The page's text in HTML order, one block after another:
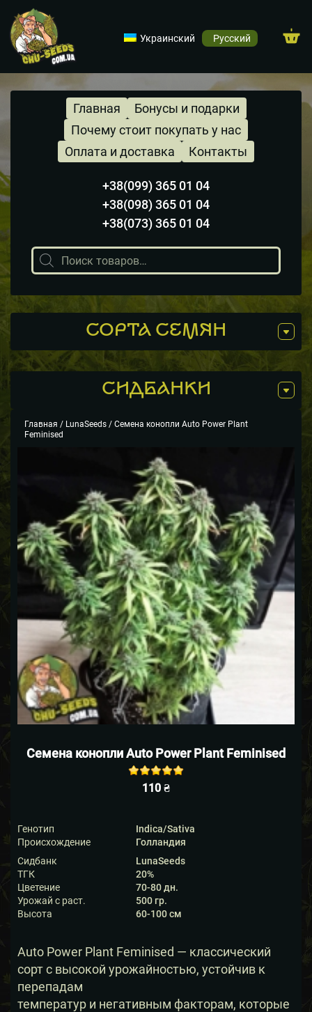
Украинский Русский
Главная
Почему стоит покупать у нас
Бонусы и подарки
Оплата и доставка Контакты
+38(099) 365 01 04
+38(098) 365 01 04
+38(073) 365 01 04
Поиск
товаров
СОРТА СЕМЯН
СИДБАНКИ
Главная / LunaSeeds / Семена конопли Auto Power Plant
Feminised
Семена конопли Auto Power Plant Feminised
Rated out of
5 based on
110 ₴
Генотип
Indica/Sativa
Происхождение
Голландия
Сидбанк
LunaSeeds
ТГК
20%
Цветение
70-80 дн.
Урожай с раст.
500 гр.
Высота
60-100 см
Auto Power Plant Feminised — классический
сорт с высокой урожайностью, устойчив к
перепадам
температур и негативным факторам, которые